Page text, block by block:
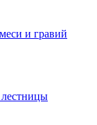
и гравий